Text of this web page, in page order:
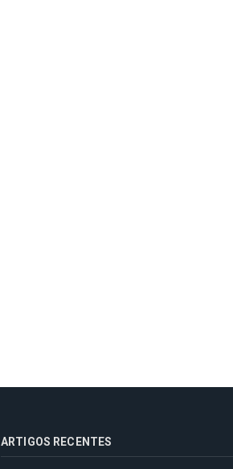
ARTIGOS RECENTES